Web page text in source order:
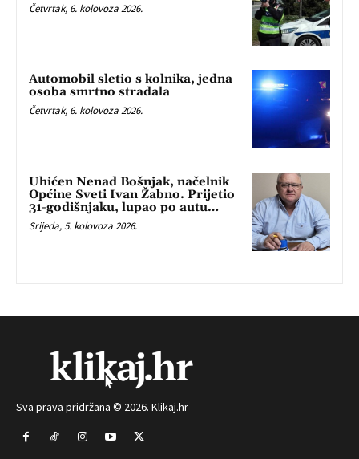
Četvrtak, 6. kolovoza 2026.
Automobil sletio s kolnika, jedna
osoba smrtno stradala
Četvrtak, 6. kolovoza 2026.
Uhićen Nenad Bošnjak, načelnik
Općine Sveti Ivan Žabno. Prijetio
31-godišnjaku, lupao po autu…
Srijeda, 5. kolovoza 2026.
Sva prava pridržana © 2026. Klikaj.hr